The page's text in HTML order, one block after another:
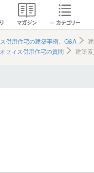
併用住宅の建築事例、Q&A
フィス併用住宅の質問 建築